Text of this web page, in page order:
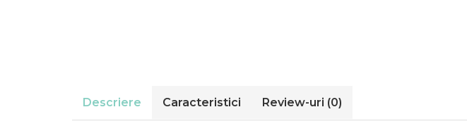
Descriere Caracteristici Review-uri (0)